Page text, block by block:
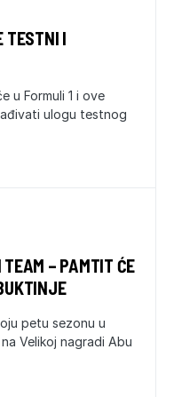
TESTNI I
u Formuli 1 i ove
ulogu testnog
– PAMTIT ĆE
petu sezonu u
Velikoj nagradi Abu